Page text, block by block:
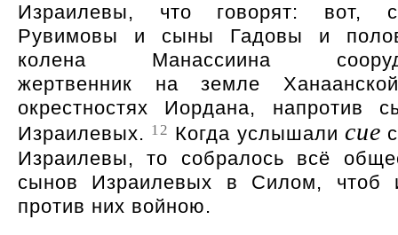
Израилевы, что говорят: вот,
Рувимовы и сыны Гадовы и
колена Манассиина
жертвенник на земле
окрестностях Иордана, напротив
Израилевых. 12 Когда услышали сие
Израилевы, то собралось всё
сынов Израилевых в Силом, чтоб
против них войною.